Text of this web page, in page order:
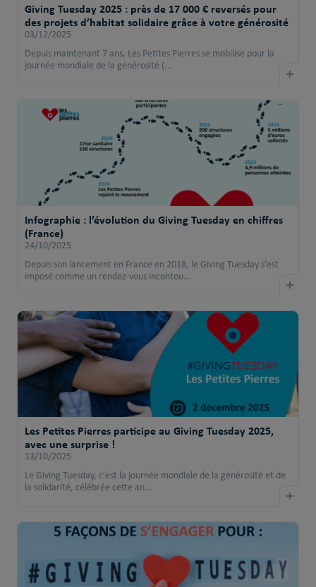
Giving Tuesday 2025 : près de 17 000 € reversés pour
des projets d’habitat solidaire grâce à votre générosité
03/12/2025
Depuis maintenant 7 ans, Les Petites Pierres se mobilise pour la
journée mondiale de la générosité (...
+
Infographie : l’évolution du Giving Tuesday en chiffres
(France)
24/10/2025
Depuis son lancement en France en 2018, le Giving Tuesday s’est
imposé comme un rendez-vous incontou...
+
Les Petites Pierres participe au Giving Tuesday 2025,
avec une surprise !
13/10/2025
Le Giving Tuesday, c’est la journée mondiale de la générosité et de
la solidarité, célébrée cette an...
+